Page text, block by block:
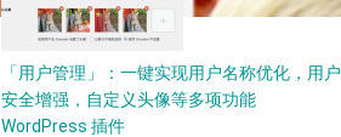
「用户管理」：一键实现用户名称优化，用户
安全增强，自定义头像等多项功能
WordPress 插件